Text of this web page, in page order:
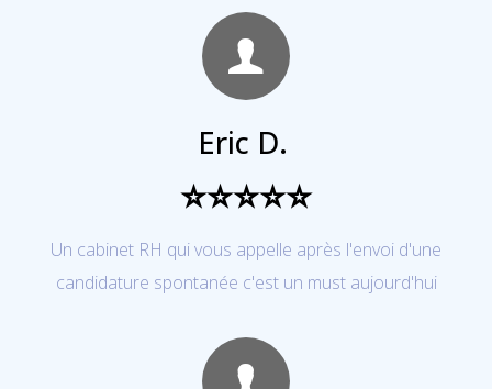
Eric D.
⭐⭐⭐⭐⭐
Un cabinet RH qui vous appelle après l'envoi d'une
candidature spontanée c'est un must aujourd'hui